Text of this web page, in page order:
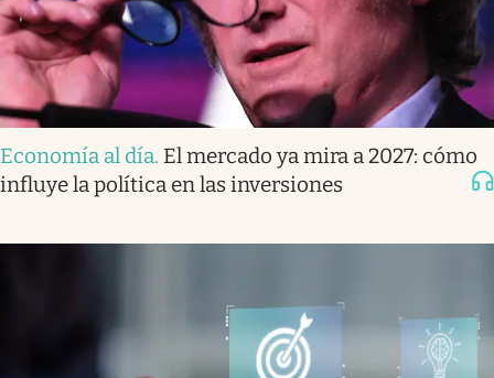
Economía al día. El mercado ya mira a 2027: cómo
influye la política en las inversiones